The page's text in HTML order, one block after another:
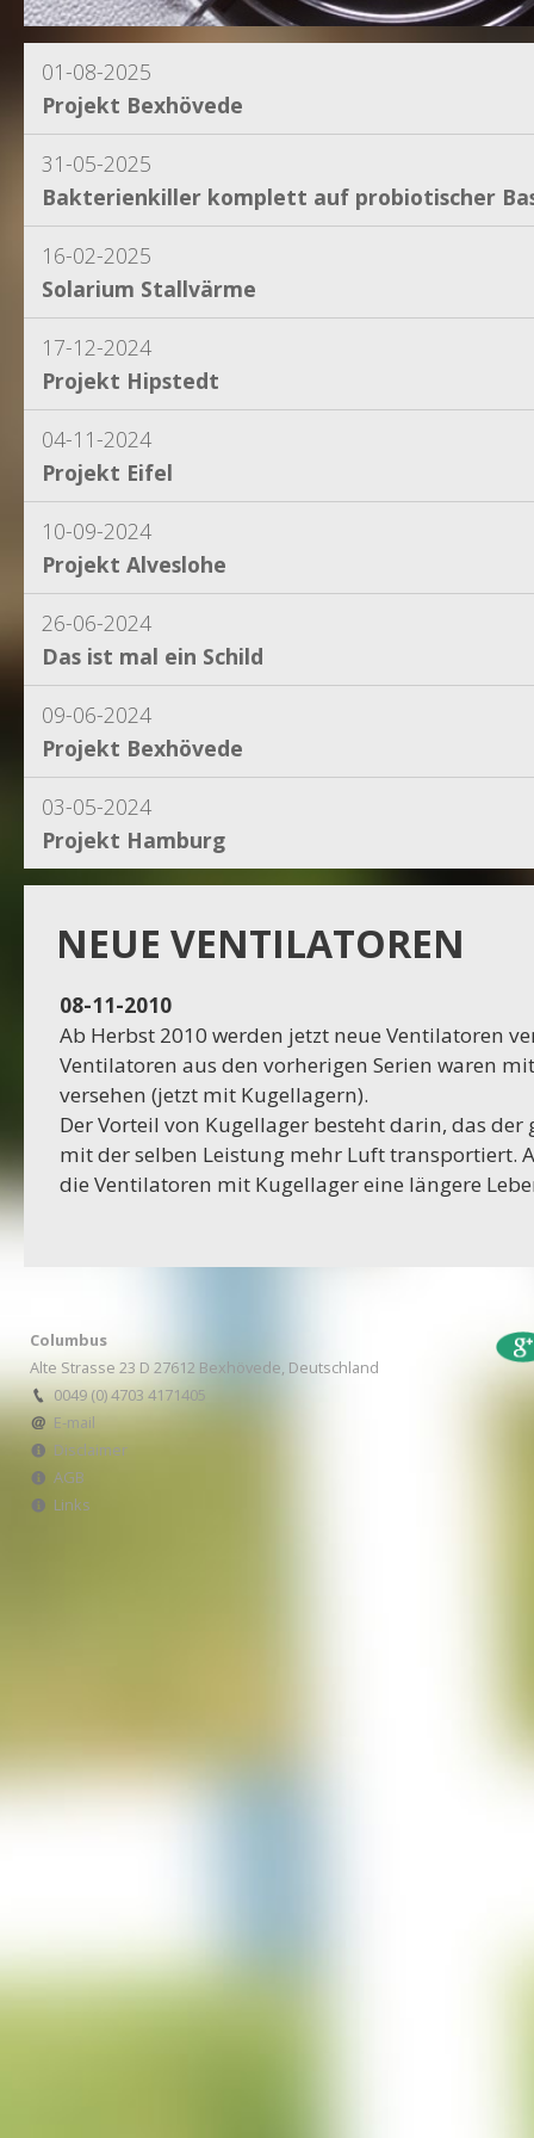
01-08-2025
Projekt Bexhövede
31-05-2025
Bakterienkiller komplett auf probiotischer
16-02-2025
Solarium Stallvärme
17-12-2024
Projekt Hipstedt
04-11-2024
Projekt Eifel
10-09-2024
Projekt Alveslohe
26-06-2024
Das ist mal ein Schild
09-06-2024
Projekt Bexhövede
03-05-2024
Projekt Hamburg
Projekt Dassel
16-11-2023
Projekt Egestorf
16-10-2023
Projekt Bexhövede
09-10-2023
17-08-2023
Projekt Korea
29-06-2023
Projekt Italien
Projekt Perl Borg
05-03-2023
NEUE VENTILATOREN
08-11-2010
Ab Herbst 2010 werden jetzt neue Ventilatoren
Ventilatoren aus den vorherigen Serien waren
versehen (jetzt mit Kugellagern).
Der Vorteil von Kugellager besteht darin, das der
mit der selben Leistung mehr Luft transportiert.
die Ventilatoren mit Kugellager eine längere
Columbus
Alte Strasse 23 D 27612 Bexhövede, Deutschland
0049 (0) 4703 4171405
E-mail
Disclaimer
AGB
Links